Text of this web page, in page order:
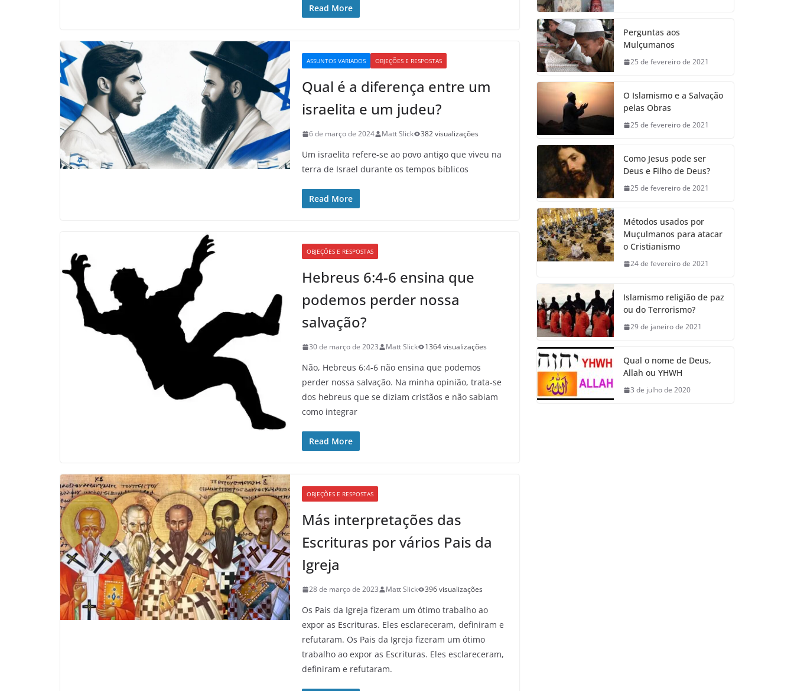
Read More
ASSUNTOS VARIADOS OBJEÇÕES E RESPOSTAS
Qual é a diferença entre um
israelita e um judeu?
6 de março de 2024 Matt Slick 382 visualizações
Um israelita refere-se ao povo antigo que viveu na
terra de Israel durante os tempos bíblicos
Read More
OBJEÇÕES E RESPOSTAS
Hebreus 6:4-6 ensina que
podemos perder nossa
salvação?
30 de março de 2023 Matt Slick 1364 visualizações
Não, Hebreus 6:4-6 não ensina que podemos
perder nossa salvação. Na minha opinião, trata-se
dos hebreus que se diziam cristãos e não sabiam
como integrar
Read More
OBJEÇÕES E RESPOSTAS
Más interpretações das
Escrituras por vários Pais da
Igreja
28 de março de 2023 Matt Slick 396 visualizações
Os Pais da Igreja fizeram um ótimo trabalho ao
expor as Escrituras. Eles esclareceram, definiram e
refutaram. Os Pais da Igreja fizeram um ótimo
trabalho ao expor as Escrituras. Eles esclareceram,
definiram e refutaram.
Perguntas aos
Mulçumanos
25 de fevereiro de 2021
O Islamismo e a Salvação
pelas Obras
25 de fevereiro de 2021
Como Jesus pode ser
Deus e Filho de Deus?
25 de fevereiro de 2021
Métodos usados por
Muçulmanos para atacar
o Cristianismo
24 de fevereiro de 2021
Islamismo religião de paz
ou do Terrorismo?
29 de janeiro de 2021
Qual o nome de Deus,
Allah ou YHWH
3 de julho de 2020